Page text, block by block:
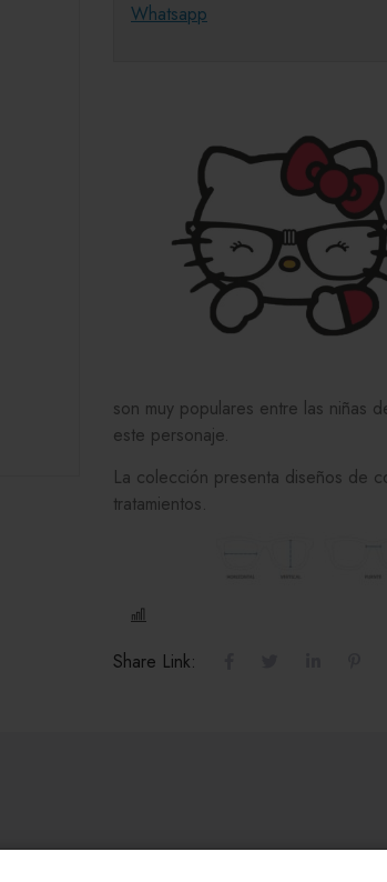
Whatsapp
son muy populares entre las niñas
este personaje.
La colección presenta diseños de
tratamientos.
Share Link: